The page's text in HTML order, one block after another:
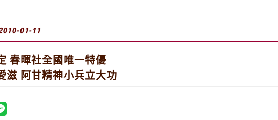
01-11
春暉社全國唯一特優
滋 阿甘精神小兵立大功